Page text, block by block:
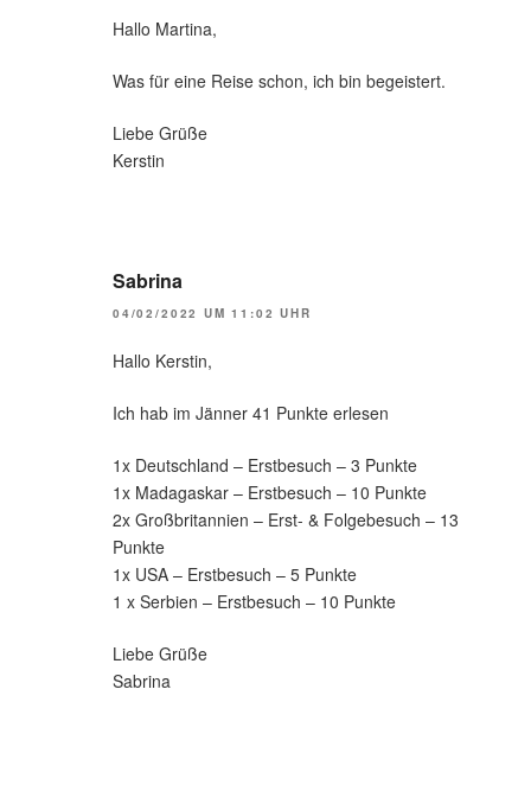
Hallo Martina,
Was für eine Reise schon, ich bin begeistert.
Liebe Grüße
Kerstin
Sabrina
04/02/2022 UM 11:02 UHR
Hallo Kerstin,
Ich hab im Jänner 41 Punkte erlesen
1x Deutschland – Erstbesuch – 3 Punkte
1x Madagaskar – Erstbesuch – 10 Punkte
2x Großbritannien – Erst- & Folgebesuch – 13
Punkte
1x USA – Erstbesuch – 5 Punkte
1 x Serbien – Erstbesuch – 10 Punkte
Liebe Grüße
Sabrina